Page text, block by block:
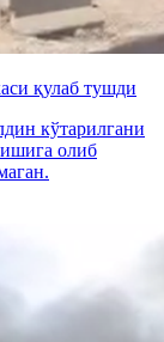
қулаб тушди
кўтарилгани
олиб